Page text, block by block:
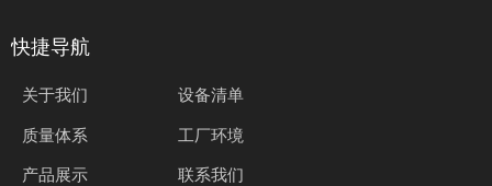
关于我们
质量体系
产品展示
设备清单
工厂环境
联系我们
快捷导航